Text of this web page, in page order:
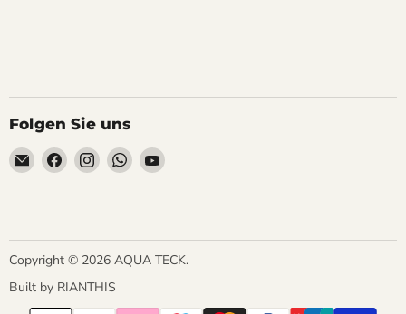
Folgen Sie uns
Email
AQUA
Finden
Sie
Facebook
Finden
Sie
Instagram
Finden
Sie
WhatsApp
Finden
YouTube
Copyright © 2026 AQUA TECK.
Built by RIANTHIS